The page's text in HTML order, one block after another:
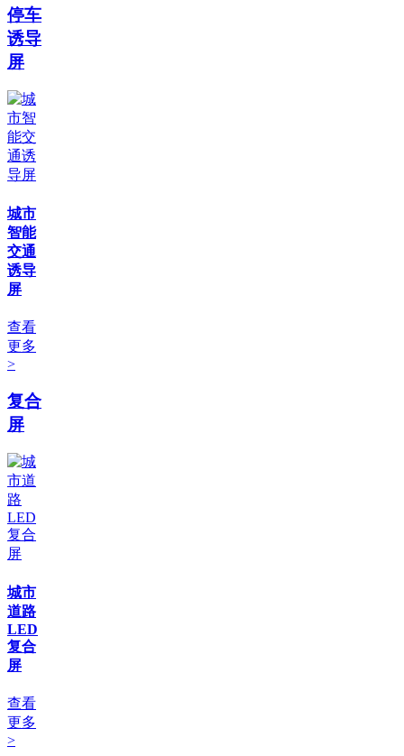
停车
诱导
屏
城市
智能
交通
诱导
屏
查看
更多
>
复合
屏
城市
道路
LED
复合
屏
查看
更多
>